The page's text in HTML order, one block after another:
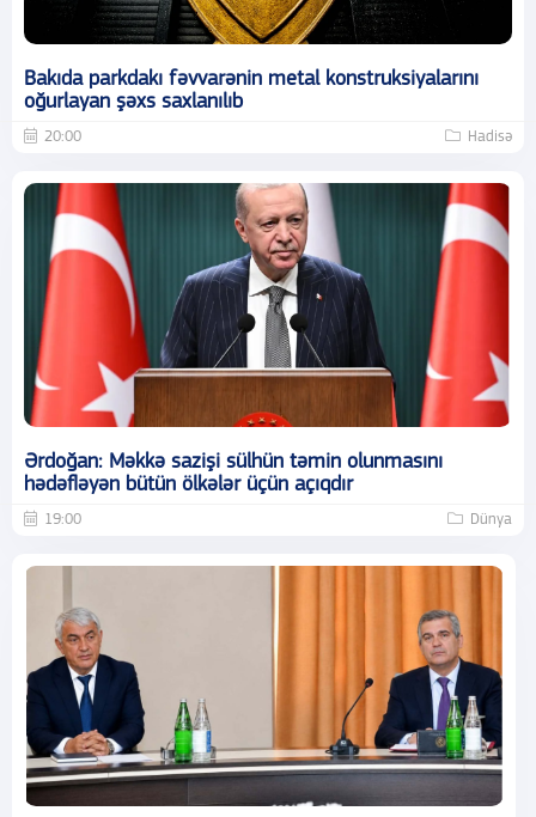
Bakıda parkdakı fəvvarənin metal konstruksiyalarını
oğurlayan şəxs saxlanılıb
20:00 Hadisə
Ərdoğan: Məkkə sazişi sülhün təmin olunmasını
hədəfləyən bütün ölkələr üçün açıqdır
19:00 Dünya